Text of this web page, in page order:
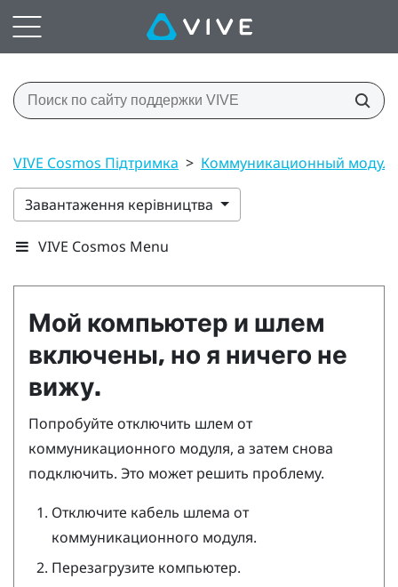
VIVE Cosmos Підтримка > Коммуникационный модуль
Завантаження керівництва
VIVE Cosmos Menu
Мой компьютер и шлем
включены, но я ничего не
вижу.
Попробуйте отключить шлем от
коммуникационного модуля, а затем снова
подключить. Это может решить проблему.
Отключите кабель шлема от
коммуникационного модуля.
Перезагрузите компьютер.